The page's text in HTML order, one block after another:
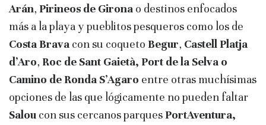
Arán, Pirineos de Girona o destinos enfocados
más a la playa y pueblitos pesqueros como los de
Costa Brava con su coqueto Begur, Castell Platja
d’Aro, Roc de Sant Gaietà, Port de la Selva o
Camino de Ronda S’Agaro entre otras muchísimas
opciones de las que lógicamente no pueden faltar
Salou con sus cercanos parques PortAventura,